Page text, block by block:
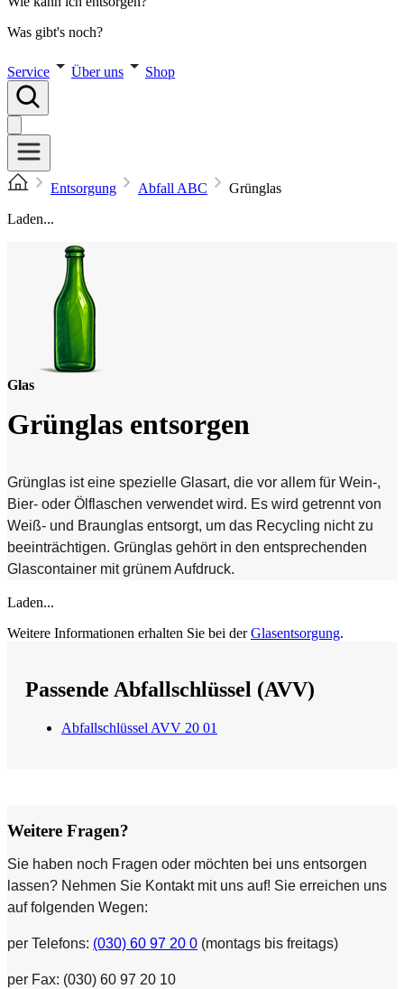
Was gibt's noch?
Service Über uns Shop
Entsorgung Abfall ABC
Grünglas
Laden...
Glas
Grünglas entsorgen
Grünglas ist eine spezielle Glasart, die vor allem für Wein-,
Bier- oder Ölflaschen verwendet wird. Es wird getrennt von
Weiß- und Braunglas entsorgt, um das Recycling nicht zu
beeinträchtigen. Grünglas gehört in den entsprechenden
Glascontainer mit grünem Aufdruck.
Laden...
Weitere Informationen erhalten Sie bei derGlasentsorgung.
Passende Abfallschlüssel (AVV)
Abfallschlüssel AVV 20 01
Weitere Fragen?
Sie haben noch Fragen oder möchten bei uns entsorgen
lassen? Nehmen Sie Kontakt mit uns auf! Sie erreichen uns
auf folgenden Wegen:
per Telefons: (030) 60 97 20 0 (montags bis freitags)
per Fax: (030) 60 97 20 10